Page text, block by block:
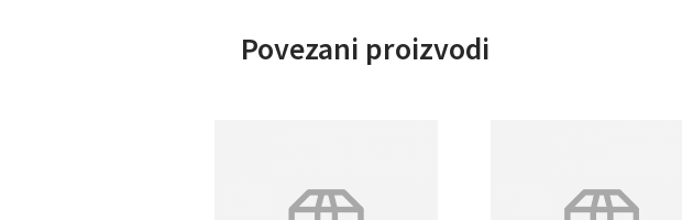
Povezani proizvodi